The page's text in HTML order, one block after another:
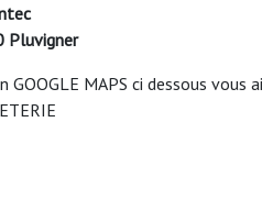
Pluvigner
GOOGLE MAPS ci dessous